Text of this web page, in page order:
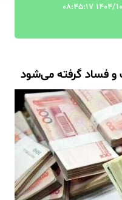
و فساد گرفته می‌شود